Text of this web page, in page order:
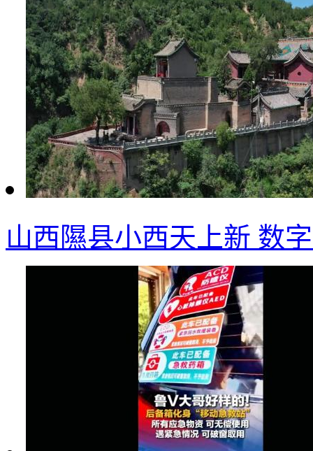
山西隰县小西天上新 数